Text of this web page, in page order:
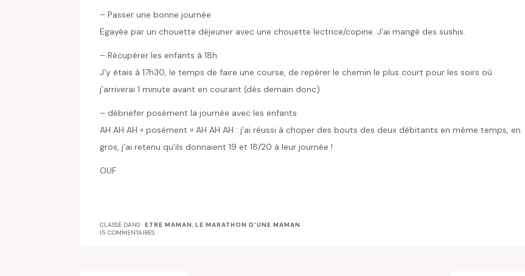
– Passer une bonne journée
Egayée par un chouette déjeuner avec une chouette lectrice/copine. J’ai mangé des sushis.
– Récupérer les enfants à 18h
J’y étais à 17h30, le temps de faire une course, de repérer le chemin le plus court pour les soirs où
j’arriverai 1 minute avant en courant (dès demain donc)
– débriefer posément la journée avec les enfants
AH AH AH « posément » AH AH AH : j’ai réussi à choper des bouts des deux débitants en même temps, en
gros, j’ai retenu qu’ils donnaient 19 et 18/20 à leur journée !
OUF
CLASSÉ DANS : ETRE MAMAN, LE MARATHON D'UNE MAMAN
15 COMMENTAIRES